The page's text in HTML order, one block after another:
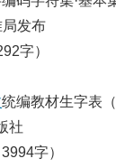
发布
字）
统编教材生字表（
社
字）